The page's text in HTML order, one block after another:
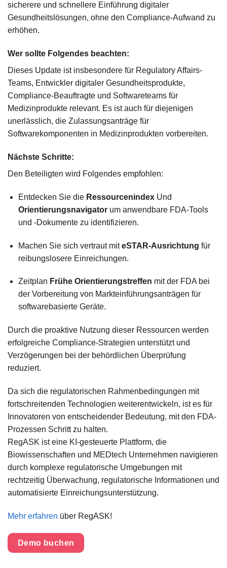
sicherere und schnellere Einführung digitaler
Gesundheitslösungen, ohne den Compliance-Aufwand zu
erhöhen.
Wer sollte Folgendes beachten:
Dieses Update ist insbesondere für Regulatory Affairs-
Teams, Entwickler digitaler Gesundheitsprodukte,
Compliance-Beauftragte und Softwareteams für
Medizinprodukte relevant. Es ist auch für diejenigen
unerlässlich, die Zulassungsanträge für
Softwarekomponenten in Medizinprodukten vorbereiten.
Nächste Schritte:
Den Beteiligten wird Folgendes empfohlen:
Entdecken Sie die RessourcenindexUnd
Orientierungsnavigatorum anwendbare FDA-Tools
und -Dokumente zu identifizieren.
Machen Sie sich vertraut miteSTAR-Ausrichtung für
reibungslosere Einreichungen.
Zeitplan Frühe Orientierungstreffen mit der FDA bei
der Vorbereitung von Markteinführungsanträgen für
softwarebasierte Geräte.
Durch die proaktive Nutzung dieser Ressourcen werden
erfolgreiche Compliance-Strategien unterstützt und
Verzögerungen bei der behördlichen Überprüfung
reduziert.
Da sich die regulatorischen Rahmenbedingungen mit
fortschreitenden Technologien weiterentwickeln, ist es für
Innovatoren von entscheidender Bedeutung, mit den FDA-
Prozessen Schritt zu halten.
RegASK ist eine KI-gesteuerte Plattform, die
Biowissenschaften und MEDtech Unternehmen navigieren
durch komplexe regulatorische Umgebungen mit
rechtzeitig Überwachung, regulatorische Informationen und
automatisierte Einreichungsunterstützung.
Mehr erfahren über RegASK!
Demo buchen